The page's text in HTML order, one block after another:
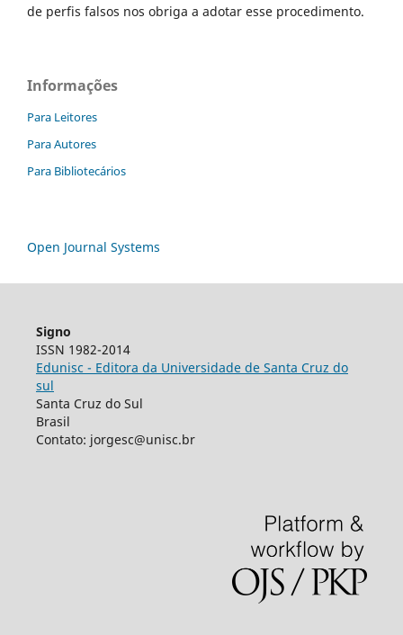
de perfis falsos nos obriga a adotar esse procedimento.
Informações
Para Leitores
Para Autores
Para Bibliotecários
Open Journal Systems
Signo
ISSN 1982-2014
Edunisc - Editora da Universidade de Santa Cruz do
sul
Santa Cruz do Sul
Brasil
Contato: jorgesc@unisc.br